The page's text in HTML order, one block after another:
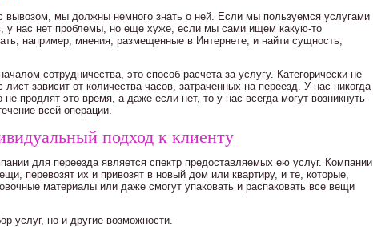
вывозом, мы должны немного знать о ней. Если мы пользуемся услугами
у нас нет проблемы, но еще хуже, если мы сами ищем какую-то
например, мнения, размещенные в Интернете, и найти сущность,
сотрудничества, это способ расчета за услугу. Категорически не
зависит от количества часов, затраченных на переезд. У нас никогда
продлят это время, а даже если нет, то у нас всегда могут возникнуть
всей операции.
подход к клиенту
для переезда является спектр предоставляемых ею услуг. Компании
перевозят их и привозят в новый дом или квартиру, и те, которые,
материалы или даже смогут упаковать и распаковать все вещи
услуг, но и другие возможности.